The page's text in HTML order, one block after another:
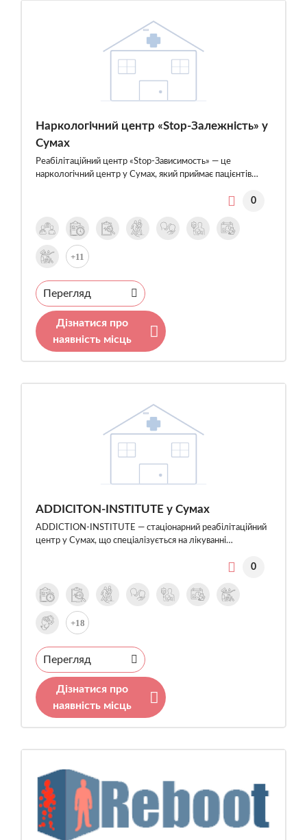
Наркологічний центр «Stop-Залежність» у
Сумах
Реабілітаційний центр «Stop-Зависимость» — це
наркологічний центр у Сумах, який приймає пацієнтів…
0
+11
Перегляд
Дізнатися про
наявність місць
ADDICITON-INSTITUTE у Сумах
ADDICTION-INSTITUTE — стаціонарний реабілітаційний
центр у Сумах, що спеціалізується на лікуванні…
0
+18
Перегляд
Дізнатися про
наявність місць